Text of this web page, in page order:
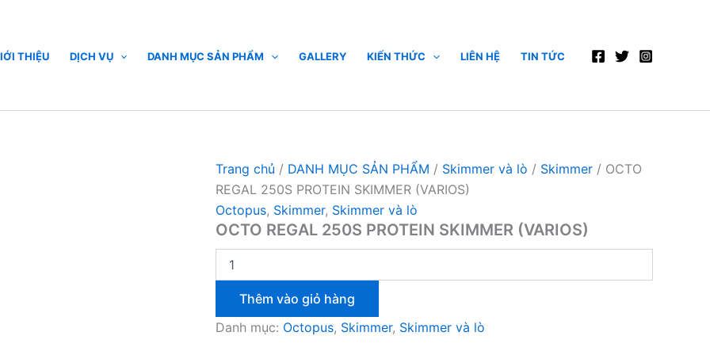
THIỆU DỊCH VỤ DANH MỤC SẢN PHẨM GALLERY KIẾN THỨC LIÊN HỆ TIN TỨC
Trang chủ / DANH MỤC SẢN PHẨM / Skimmer và lò / Skimmer / OCTO
REGAL 250S PROTEIN SKIMMER (VARIOS)
Octopus, Skimmer, Skimmer và lò
OCTO REGAL 250S PROTEIN SKIMMER (VARIOS)
PROTEIN
Thêm vào giỏ hàng
Danh mục: Octopus, Skimmer, Skimmer và lò